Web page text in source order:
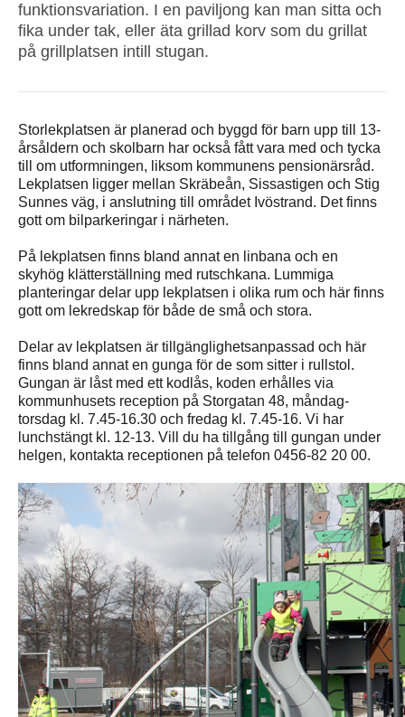
funktionsvariation. I en paviljong kan man sitta och
fika under tak, eller äta grillad korv som du grillat
på grillplatsen intill stugan.
Storlekplatsen är planerad och byggd för barn upp till 13-
årsåldern och skolbarn har också fått vara med och tycka
till om utformningen, liksom kommunens pensionärsråd.
Lekplatsen ligger mellan Skräbeån, Sissastigen och Stig
Sunnes väg, i anslutning till området Ivöstrand. Det finns
gott om bilparkeringar i närheten.
På lekplatsen finns bland annat en linbana och en
skyhög klätterställning med rutschkana. Lummiga
planteringar delar upp lekplatsen i olika rum och här finns
gott om lekredskap för både de små och stora.
Delar av lekplatsen är tillgänglighetsanpassad och här
finns bland annat en gunga för de som sitter i rullstol.
Gungan är låst med ett kodlås, koden erhålles via
kommunhusets reception på Storgatan 48, måndag-
torsdag kl. 7.45-16.30 och fredag kl. 7.45-16. Vi har
lunchstängt kl. 12-13. Vill du ha tillgång till gungan under
helgen, kontakta receptionen på telefon 0456-82 20 00.